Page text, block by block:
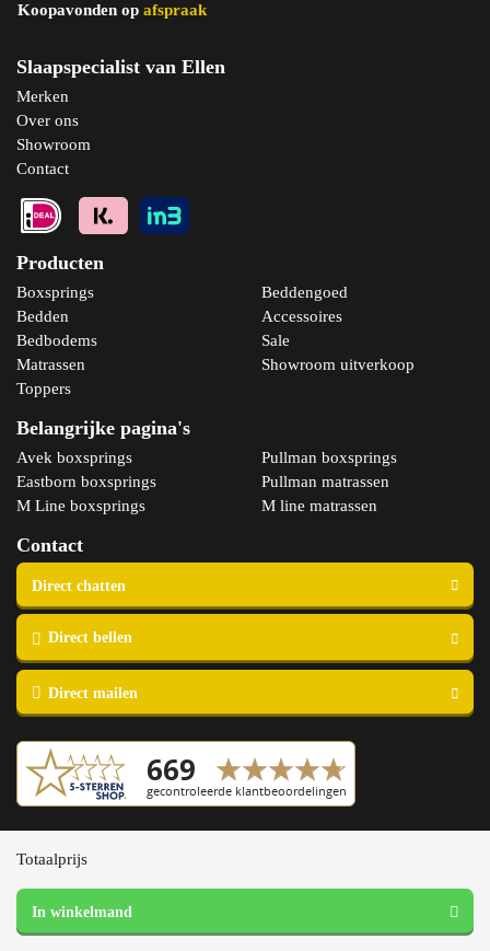
Totaalprijs
Pullman
Silverline
Excellence
Koopavonden op afspraak
Slaapspecialist van Ellen
Merken
Over ons
Showroom
Contact
Producten
Boxsprings
Bedden
Bedbodems
Matrassen
Toppers
Beddengoed
Accessoires
Sale
Showroom uitverkoop
Belangrijke pagina's
Avek boxsprings
Eastborn boxsprings
M Line boxsprings
Pullman boxsprings
Pullman matrassen
M line matrassen
Contact
Copyright © 2023 Slaapspecialist van Ellen
Privacy- en cookieverklaring
Garantie en retourneren